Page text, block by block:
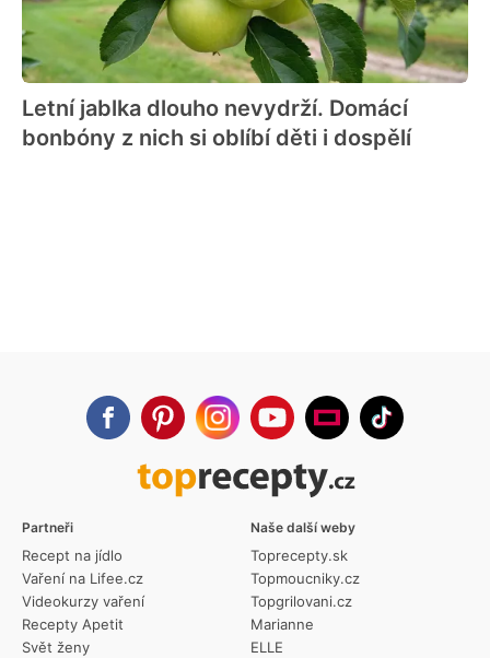
Letní jablka dlouho nevydrží. Domácí
bonbóny z nich si oblíbí děti i dospělí
Partneři
Recept na jídlo
Vaření na Lifee.cz
Videokurzy vaření
Recepty Apetit
Svět ženy
Naše další weby
Toprecepty.sk
Topmoucniky.cz
Topgrilovani.cz
Marianne
ELLE